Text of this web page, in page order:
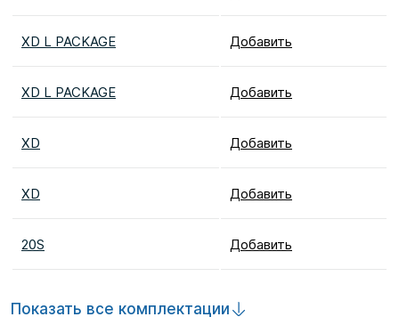
XD L PACKAGE Добавить
XD L PACKAGE Добавить
XD Добавить
XD Добавить
20S Добавить
Показать все комплектации